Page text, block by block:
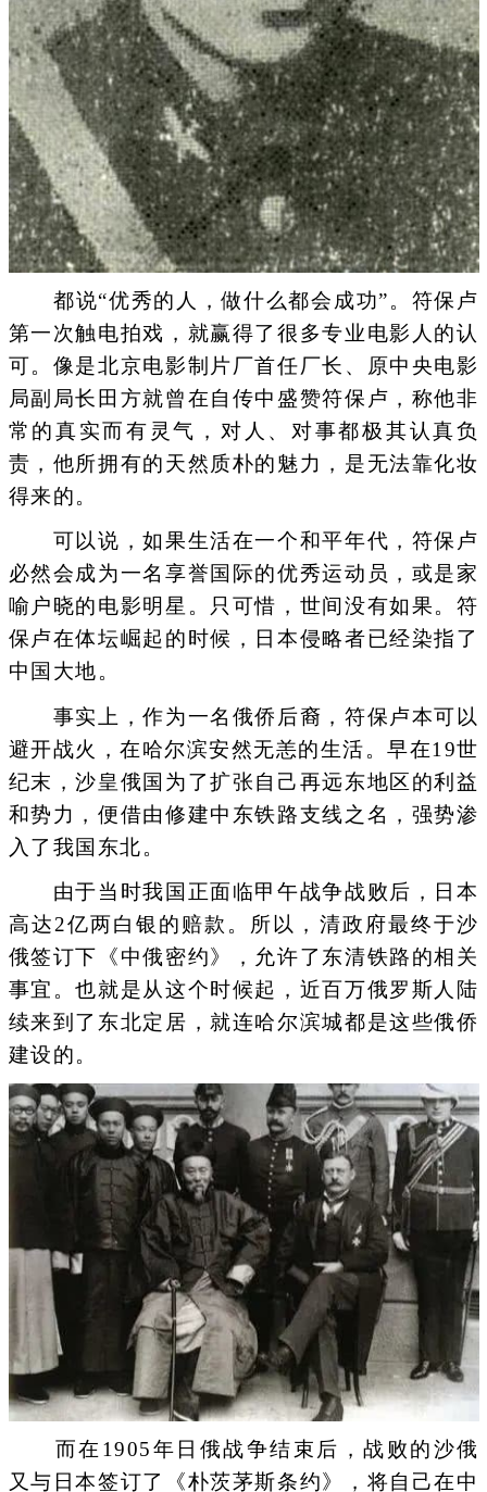
都说“优秀的人，做什么都会成功”。符保卢
第一次触电拍戏，就赢得了很多专业电影人的认
可。像是北京电影制片厂首任厂长、原中央电影
局副局长田方就曾在自传中盛赞符保卢，称他非
常的真实而有灵气，对人、对事都极其认真负
责，他所拥有的天然质朴的魅力，是无法靠化妆
得来的。
可以说，如果生活在一个和平年代，符保卢
必然会成为一名享誉国际的优秀运动员，或是家
喻户晓的电影明星。只可惜，世间没有如果。符
保卢在体坛崛起的时候，日本侵略者已经染指了
中国大地。
事实上，作为一名俄侨后裔，符保卢本可以
避开战火，在哈尔滨安然无恙的生活。早在19世
纪末，沙皇俄国为了扩张自己再远东地区的利益
和势力，便借由修建中东铁路支线之名，强势渗
入了我国东北。
由于当时我国正面临甲午战争战败后，日本
高达2亿两白银的赔款。所以，清政府最终于沙
俄签订下《中俄密约》，允许了东清铁路的相关
事宜。也就是从这个时候起，近百万俄罗斯人陆
续来到了东北定居，就连哈尔滨城都是这些俄侨
建设的。
而在1905年日俄战争结束后，战败的沙俄
又与日本签订了《朴茨茅斯条约》，将自己在中